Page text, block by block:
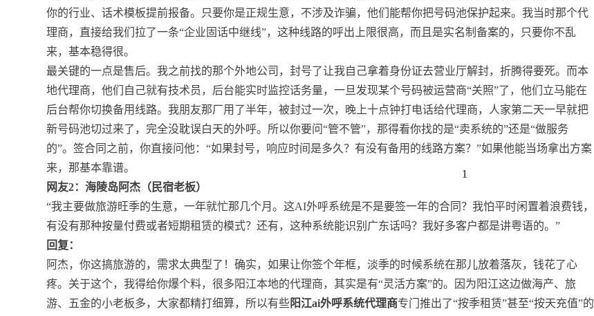
你的行业、话术模板提前报备。只要你是正规生意，不涉及诈骗，他们能帮你把号码池保护起来。我当时那个代
理商，直接给我们拉了一条“企业固话中继线”，这种线路的呼出上限很高，而且是实名制备案的，只要你不乱
来，基本稳得很。
最关键的一点是售后。我之前找的那个外地公司，封号了让我自己拿着身份证去营业厅解封，折腾得要死。而本
地代理商，他们自己就有技术员，后台能实时监控话务量，一旦发现某个号码被运营商“关照”了，他们立马能在
后台帮你切换备用线路。我朋友那厂用了半年，被封过一次，晚上十点钟打电话给代理商，人家第二天一早就把
新号码池切过来了，完全没耽误白天的外呼。所以你要问“管不管”，那得看你找的是“卖系统的”还是“做服务
的”。签合同之前，你直接问他：“如果封号，响应时间是多久？有没有备用的线路方案？”如果他能当场拿出方案
来，那基本靠谱。
网友2：海陵岛阿杰（民宿老板）
“我主要做旅游旺季的生意，一年就忙那几个月。这AI外呼系统是不是要签一年的合同？我怕平时闲置着浪费钱，
有没有那种按量付费或者短期租赁的模式？还有，这种系统能识别广东话吗？我好多客户都是讲粤语的。”
回复：
阿杰，你这搞旅游的，需求太典型了！确实，如果让你签个年框，淡季的时候系统在那儿放着落灰，钱花了心
疼。关于这个，我得给你爆个料，很多阳江本地的代理商，其实是有“灵活方案”的。因为阳江这边做海产、旅
游、五金的小老板多，大家都精打细算，所以有些阳江ai外呼系统代理商专门推出了“按季租赁”甚至“按天充值”的
11